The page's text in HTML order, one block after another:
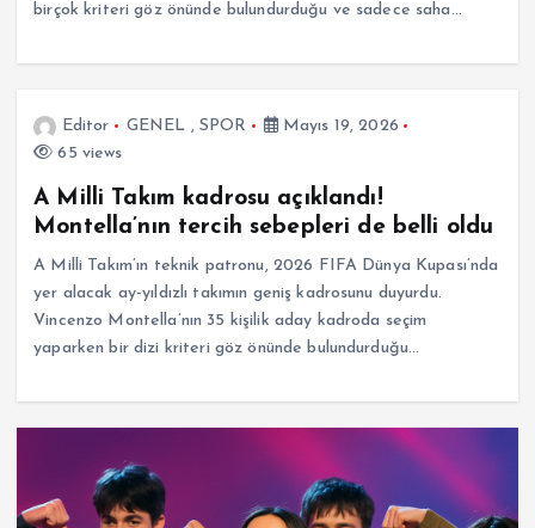
birçok kriteri göz önünde bulundurduğu ve sadece saha…
Editor GENEL , SPOR
Mayıs 19, 2026
65 views
A Milli Takım kadrosu açıklandı!
Montella’nın tercih sebepleri de belli oldu
A Milli Takım’ın teknik patronu, 2026 FIFA Dünya Kupası’nda
yer alacak ay-yıldızlı takımın geniş kadrosunu duyurdu.
Vincenzo Montella’nın 35 kişilik aday kadroda seçim
yaparken bir dizi kriteri göz önünde bulundurduğu…